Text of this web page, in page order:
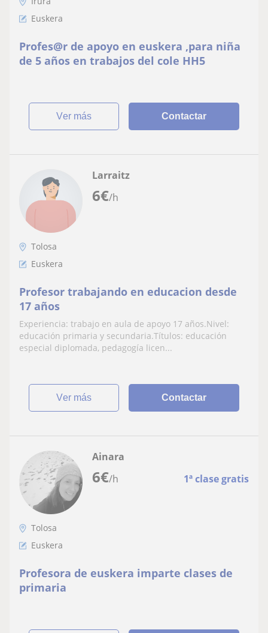
Euskera
Profes@r de apoyo en euskera ,para niña
de 5 años en trabajos del cole HH5
ver más Contactar
6€/h
Larraitz
Tolosa
Euskera
Profesor trabajando en educacion desde
17 años
Experiencia: trabajo en aula de apoyo 17 años.Nivel:
educación primaria y secundaria.Títulos: educación
especial diplomada, pedagogía licen...
ver más Contactar
6€/h 1ª clase gratis
Ainara
Tolosa
Euskera
Profesora de euskera imparte clases de
primaria